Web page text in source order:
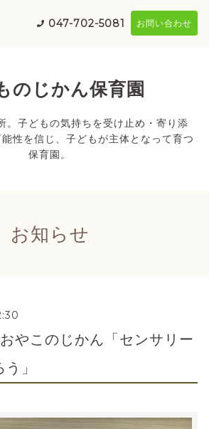
047-702-5081 お問い合わせ
のじかん保育園
。子どもの気持ちを受け止め・寄り添
性を信じ、子どもが主体となって育つ
保育園。
お知らせ
やこのじかん「センサリー
」